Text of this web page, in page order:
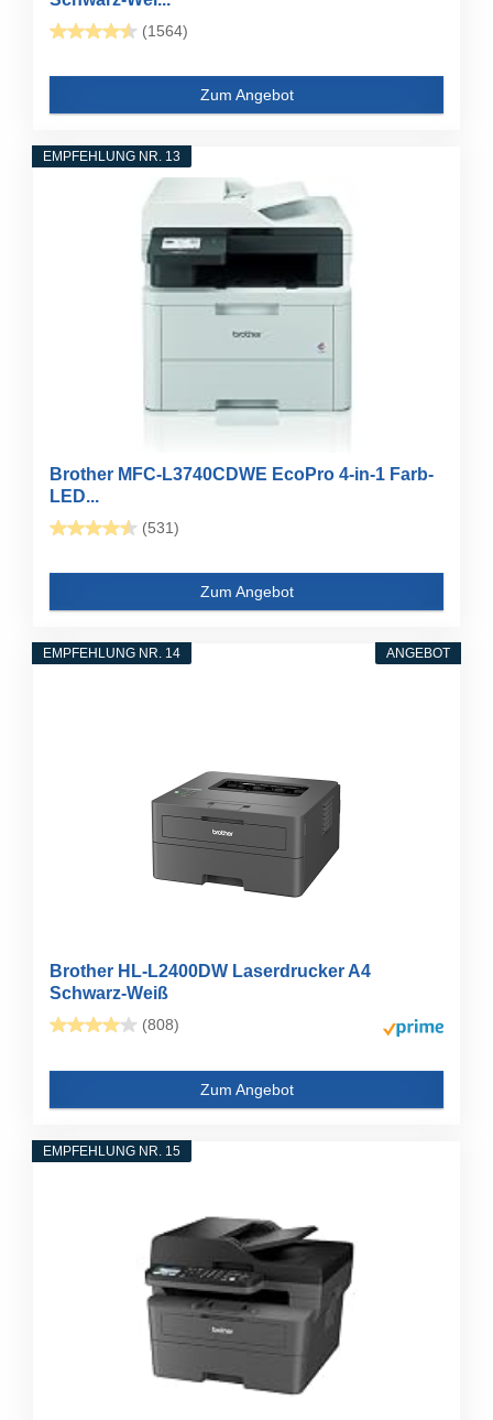
(1564)
Zum Angebot
EMPFEHLUNG NR. 13
Brother MFC-L3740CDWE EcoPro 4-in-1 Farb-
LED...
(531)
Zum Angebot
ANGEBOT
EMPFEHLUNG NR. 14
Brother HL-L2400DW Laserdrucker A4
Schwarz-Weiß
(808)
Zum Angebot
EMPFEHLUNG NR. 15